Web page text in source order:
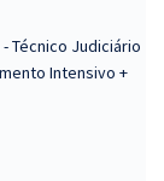
- Técnico Judiciário
Intensivo +